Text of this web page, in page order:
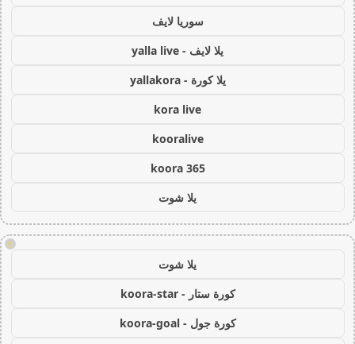
سوريا لايف
يلا لايف - yalla live
يلا كورة - yallakora
kora live
kooralive
koora 365
يلا شوت
!
يلا شوت
كورة ستار - koora-star
كورة جول - koora-goal